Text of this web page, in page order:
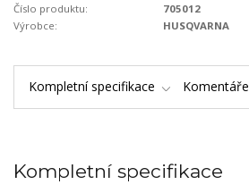
Číslo produktu:
705012
Výrobce:
HUSQVARNA
Kompletní specifikace Komentáře
Kompletní specifikace